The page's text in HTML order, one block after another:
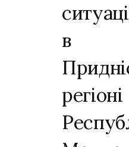
в
регіоні